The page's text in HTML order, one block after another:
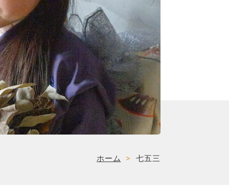
ホーム > 七五三